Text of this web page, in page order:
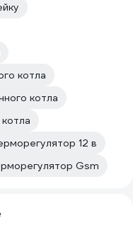
котла
котла
12 в
Gsm